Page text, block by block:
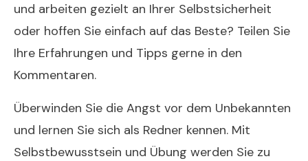
und arbeiten gezielt an Ihrer Selbstsicherheit
oder hoffen Sie einfach auf das Beste? Teilen Sie
Ihre Erfahrungen und Tipps gerne in den
Kommentaren.
Überwinden Sie die Angst vor dem Unbekannten
und lernen Sie sich als Redner kennen. Mit
Selbstbewusstsein und Übung werden Sie zu